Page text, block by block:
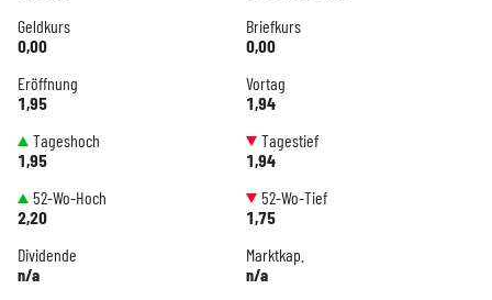
Geldkurs
0,00
Briefkurs
0,00
Eröffnung
1,95
Vortag
1,94
Tageshoch
1,95
Tagestief
1,94
52-Wo-Hoch
2,20
52-Wo-Tief
1,75
Dividende
n/a
Marktkap.
n/a